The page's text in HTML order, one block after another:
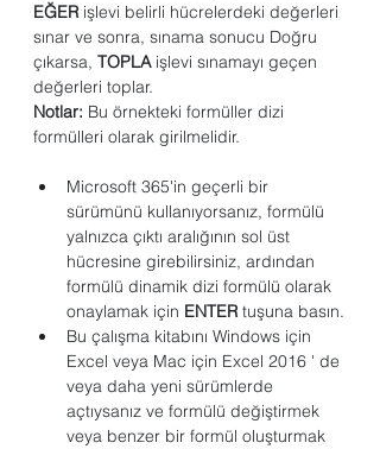
EĞER işlevi belirli hücrelerdeki değerleri
sınar ve sonra, sınama sonucu Doğru
çıkarsa, TOPLA işlevi sınamayı geçen
değerleri toplar.
Notlar: Bu örnekteki formüller dizi
formülleri olarak girilmelidir.
Microsoft 365'in geçerli bir
sürümünü kullanıyorsanız, formülü
yalnızca çıktı aralığının sol üst
hücresine girebilirsiniz, ardından
formülü dinamik dizi formülü olarak
onaylamak için ENTER tuşuna basın.
Bu çalışma kitabını Windows için
Excel veya Mac için Excel 2016 ' de
veya daha yeni sürümlerde
açtıysanız ve formülü değiştirmek
veya benzer bir formül oluşturmak